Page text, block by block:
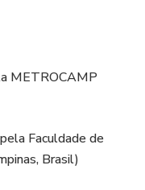
METROCAMP
Faculdade de
Brasil)